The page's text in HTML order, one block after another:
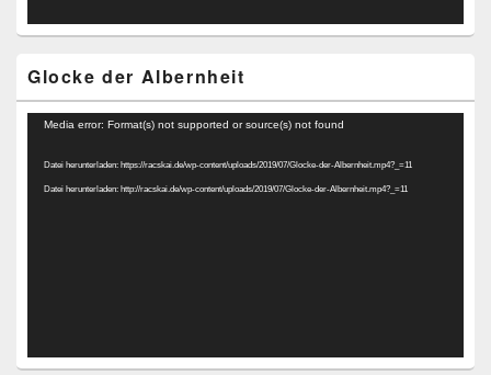
Glocke der Albernheit
Video-
Media error: Format(s) not supported or source(s) not found
Datei herunterladen: https://racskai.de/wp-content/uploads/2019/07/Glocke-der-Albernheit.mp4?_=11
Datei herunterladen: http://racskai.de/wp-content/uploads/2019/07/Glocke-der-Albernheit.mp4?_=11